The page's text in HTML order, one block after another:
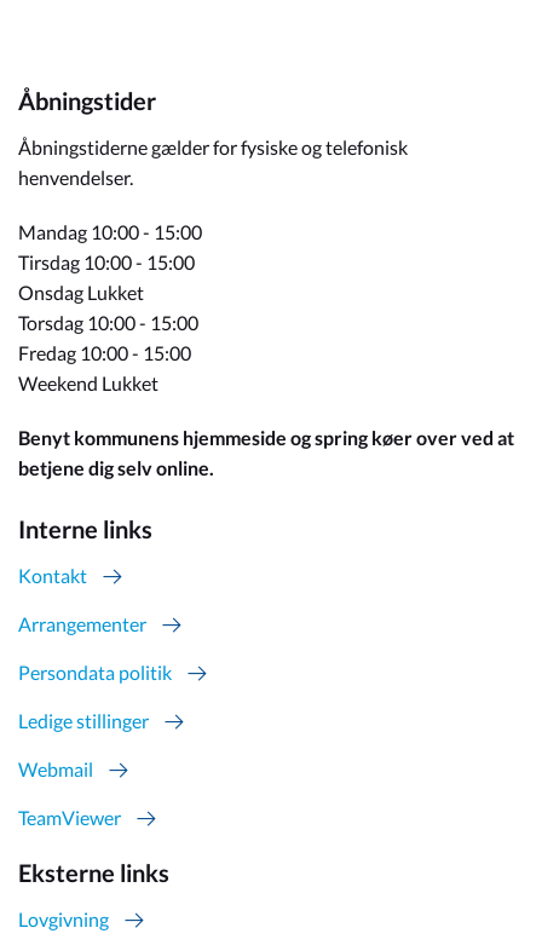
Åbningstider
Åbningstiderne gælder for fysiske og telefonisk
henvendelser.
Mandag 10:00 - 15:00
Tirsdag 10:00 - 15:00
Onsdag Lukket
Torsdag 10:00 - 15:00
Fredag 10:00 - 15:00
Weekend Lukket
Benyt kommunens hjemmeside og spring køer over ved at
betjene dig selv online.
Interne links
Kontakt
Arrangementer
Persondata politik
Ledige stillinger
Webmail
TeamViewer
Eksterne links
Lovgivning